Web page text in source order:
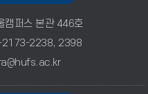
캠퍼스 본관 446호
2173-2238, 2398